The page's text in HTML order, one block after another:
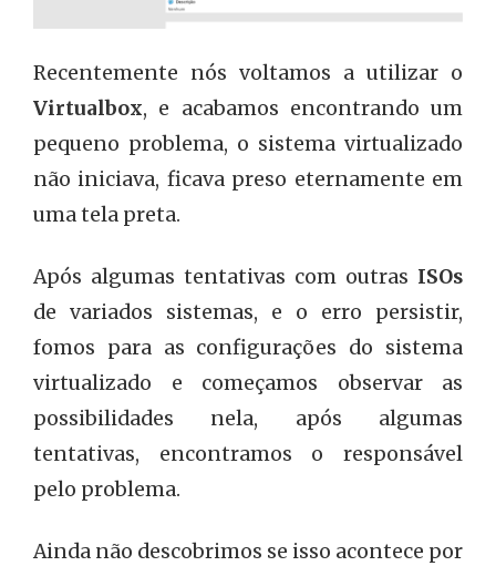
Recentemente nós voltamos a utilizar o
Virtualbox, e acabamos encontrando um
pequeno problema, o sistema virtualizado
não iniciava, ficava preso eternamente em
uma tela preta.
Após algumas tentativas com outras ISOs
de variados sistemas, e o erro persistir,
fomos para as configurações do sistema
virtualizado e começamos observar as
possibilidades nela, após algumas
tentativas, encontramos o responsável
pelo problema.
Ainda não descobrimos se isso acontece por